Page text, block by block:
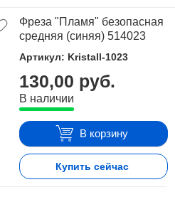
Фреза "Пламя" безопасная
средняя (синяя) 514023
Артикул: Kristall-1023
130,00 руб.
В наличии
В корзину
Купить сейчас